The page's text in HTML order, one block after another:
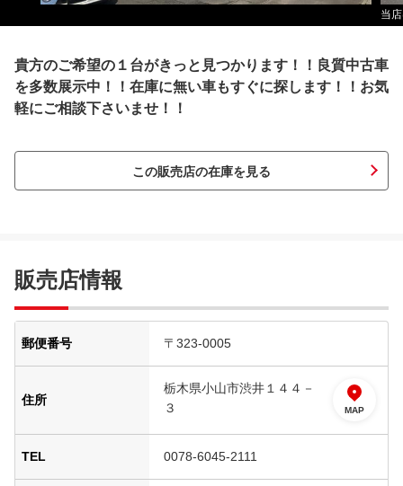
当
貴方のご希望の１台がきっと見つかります！！良質中古車
を多数展示中！！在庫に無い車もすぐに探します！！お気
軽にご相談下さいませ！！
この販売店の在庫を見る
販売店情報
郵便番号 〒323-0005
住所
栃木県小山市渋井１４４－
３
MAP
TEL 0078-6045-2111